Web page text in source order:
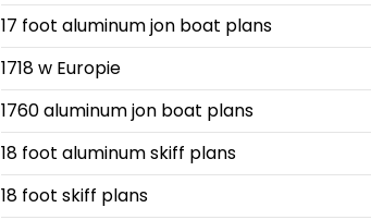
17 foot aluminum jon boat plans
1718 w Europie
1760 aluminum jon boat plans
18 foot aluminum skiff plans
18 foot skiff plans